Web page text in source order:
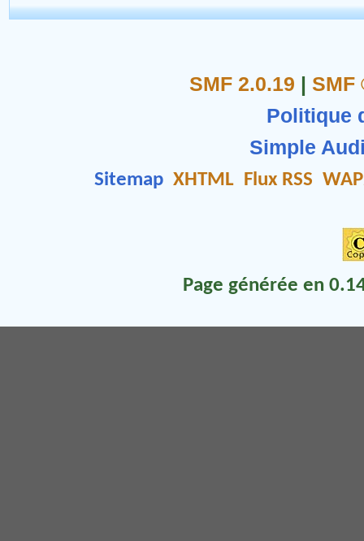
SMF 2.0.19 | SMF
Politique
Simple
Sitemap XHTML Flux RSS
Page générée en